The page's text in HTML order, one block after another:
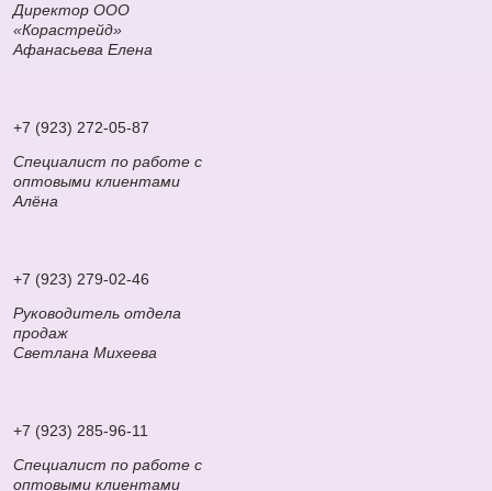
Директор ООО
«Корастрейд»
Афанасьева Елена
+7 (923) 272-05-87
Специалист по работе с
оптовыми клиентами
Алёна
+7 (923) 279-02-46
Руководитель отдела
продаж
Светлана Михеева
+7 (923) 285-96-11
Специалист по работе с
оптовыми клиентами